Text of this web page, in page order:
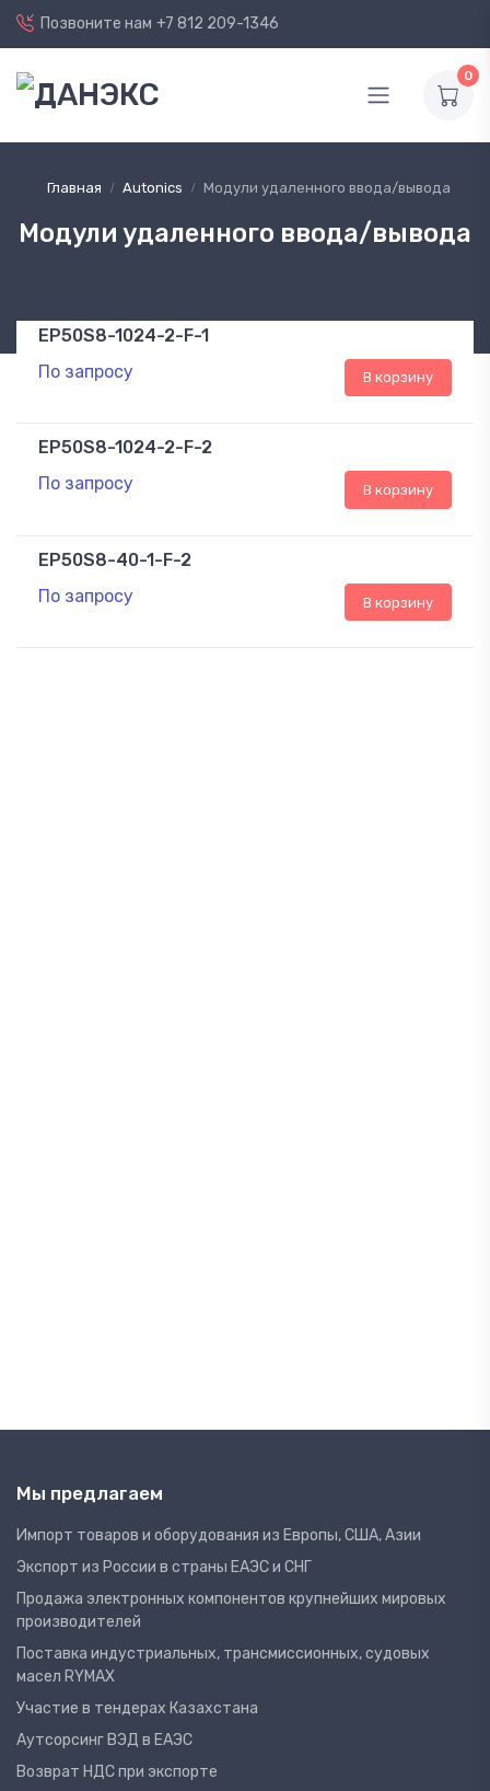
Позвоните нам +7 812 209-1346
0
Главная Autonics Модули удаленного ввода/вывода
Модули удаленного ввода/вывода
EP50S8-1024-2-F-1
По запросу
В корзину
EP50S8-1024-2-F-2
По запросу
В корзину
EP50S8-40-1-F-2
По запросу
В корзину
Мы предлагаем
Импорт товаров и оборудования из Европы, США, Азии
Экспорт из России в страны ЕАЭС и СНГ
Продажа электронных компонентов крупнейших мировых
производителей
Поставка индустриальных, трансмиссионных, судовых
масел RYMAX
Участие в тендерах Казахстана
Аутсорсинг ВЭД в ЕАЭС
Возврат НДС при экспорте